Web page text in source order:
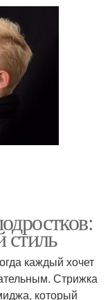
стиль
каждый хочет
Стрижка
который